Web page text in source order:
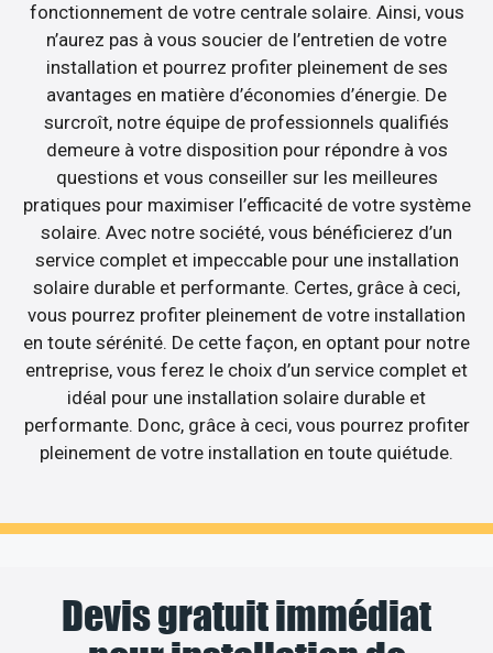
fonctionnement de votre centrale solaire. Ainsi, vous
n’aurez pas à vous soucier de l’entretien de votre
installation et pourrez profiter pleinement de ses
avantages en matière d’économies d’énergie. De
surcroît, notre équipe de professionnels qualifiés
demeure à votre disposition pour répondre à vos
questions et vous conseiller sur les meilleures
pratiques pour maximiser l’efficacité de votre système
solaire. Avec notre société, vous bénéficierez d’un
service complet et impeccable pour une installation
solaire durable et performante. Certes, grâce à ceci,
vous pourrez profiter pleinement de votre installation
en toute sérénité. De cette façon, en optant pour notre
entreprise, vous ferez le choix d’un service complet et
idéal pour une installation solaire durable et
performante. Donc, grâce à ceci, vous pourrez profiter
pleinement de votre installation en toute quiétude.
Devis gratuit immédiat